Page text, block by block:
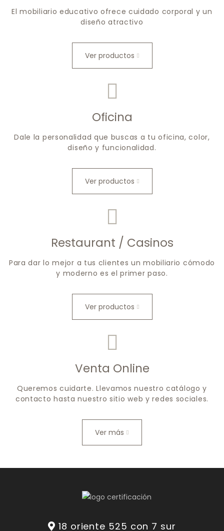
El mobiliario educativo ofrece cuidado corporal y un
diseño atractivo
Ver productos
Oficina
Dale la personalidad que buscas a tu oficina, color,
diseño y funcionalidad.
Ver productos
Restaurant / Casinos
Para dar lo mejor a tus clientes un mobiliario cómodo
y moderno es el primer paso.
Ver productos
Venta Online
Queremos cuidarte. Llevamos nuestro catálogo y
contacto hasta nuestro sitio web y redes sociales.
Ver más
18 oriente 525 con 7 sur